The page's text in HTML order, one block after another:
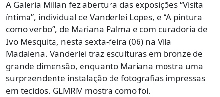
A Galeria Millan fez abertura das exposições “Visita
íntima”, individual de Vanderlei Lopes, e “A pintura
como verbo”, de Mariana Palma e com curadoria de
Ivo Mesquita, nesta sexta-feira (06) na Vila
Madalena. Vanderlei traz esculturas em bronze de
grande dimensão, enquanto Mariana mostra uma
surpreendente instalação de fotografias impressas
em tecidos. GLMRM mostra como foi.